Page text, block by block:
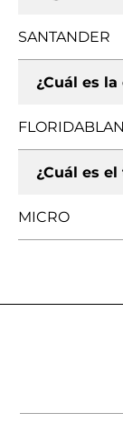
SANTANDER
¿Cuál es
¿Cuál es
MICRO